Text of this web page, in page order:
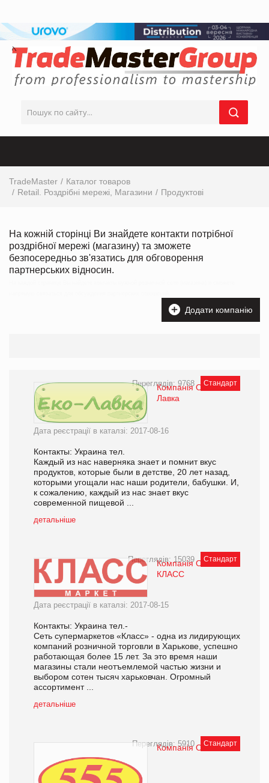
TradeMaster
Каталог товаров
Retail. Роздрібні мережі, Магазини
Продуктові
На кожній сторінці Ви знайдете контакти потрібної
роздрібної мережі (магазину) та зможете
безпосередньо зв'язатись для обговорення
партнерських відносин.
Додати компанію
Переглядів: 9768 Стандарт
Компанія ООО Эко-
Лавка
Дата реєстрації в каталзі: 2017-08-16
Контакты: Украина тел.
Каждый из нас наверняка знает и помнит вкус
продуктов, которые были в детстве, ­20 лет назад,
которыми угощали нас наши родители, бабушки. И,
к сожалению, каждый из нас знает вкус
современной пищевой ...
детальніше
Переглядів: 15039 Стандарт
Компанія ООО
КЛАСС
Дата реєстрації в каталзі: 2017-08-15
Контакты: Украина тел.-
Сеть супермаркетов «Класс» - одна из лидирующих
компаний розничной торговли в Харькове, успешно
работающая более 15 лет. За это время наши
магазины стали неотъемлемой частью жизни и
выбором сотен тысяч харьковчан. Огромный
ассортимент ...
детальніше
Переглядів: 5910 Стандарт
Компанія ООО 555